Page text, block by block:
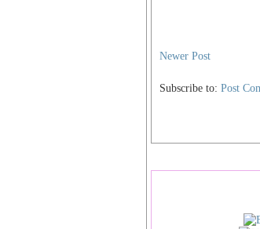
Newer Post
Subscribe to: Post